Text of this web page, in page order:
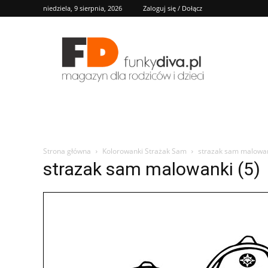
niedziela, 9 sierpnia, 2026 Zaloguj się / Dołącz
FD
Strona główna Kolorowanki Strażak Sam strazak sam
strazak sam malowanki (5)